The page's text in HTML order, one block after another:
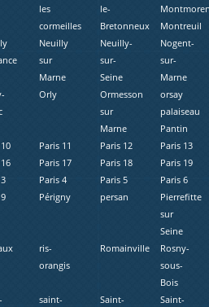
les
cormeilles
le-
Bretonneux
Montreuil
Neuilly
sur
Marne
Neuilly-
sur-
Seine
Nogent-
sur-
Marne
Orly
Ormesson
sur
Marne
orsay
palaiseau
Pantin
Paris 11 Paris 12
Paris 13
Paris 17 Paris 18
Paris 19
Paris 4 Paris 5
Paris 6
Périgny persan
Pierrefitte
sur
Seine
ris-
orangis
Romainville
Rosny-
sous-
Bois
saint-
Saint-
Saint-